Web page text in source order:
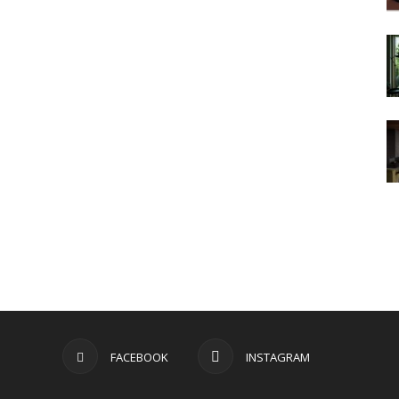
FACEBOOK INSTAGRAM